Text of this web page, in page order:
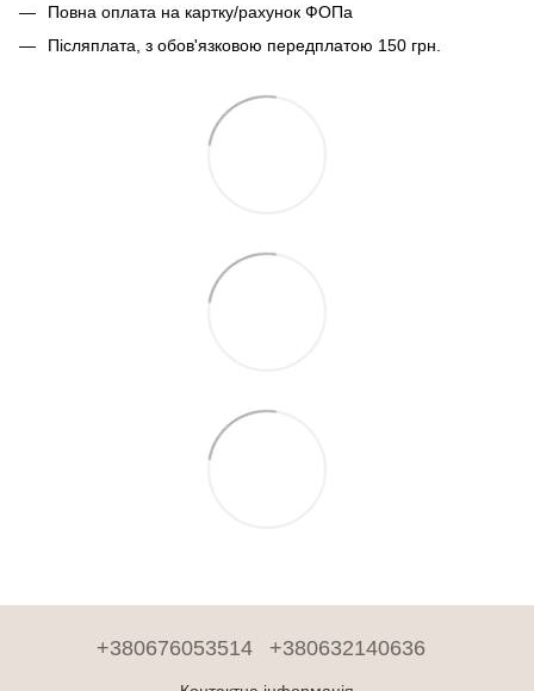
Повна оплата на картку/рахунок ФОПа
Післяплата, з обов'язковою передплатою 150 грн.
+380676053514 +380632140636